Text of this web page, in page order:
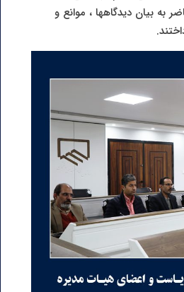
به بیان دیدگاهها ، موانع و